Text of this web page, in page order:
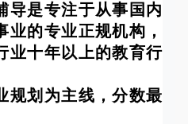
导是专注于从事国内
业的专业正规机构，
业十年以上的教育行
规划为主线，分数最